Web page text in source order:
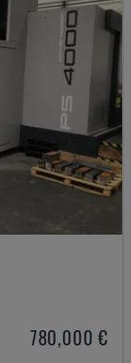
780,000 €